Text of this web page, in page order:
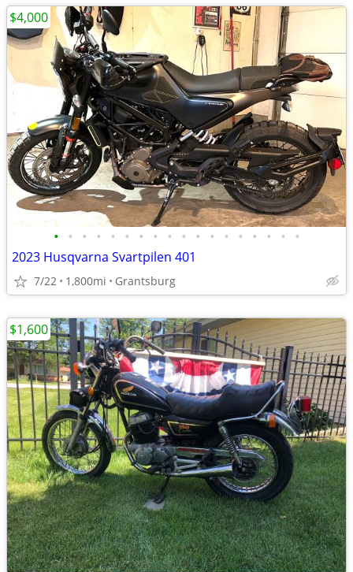
• • • • • • • • • • • • • • • • • •
2023 Husqvarna Svartpilen 401
7/22 1,800mi Grantsburg
$4,000
$1,600